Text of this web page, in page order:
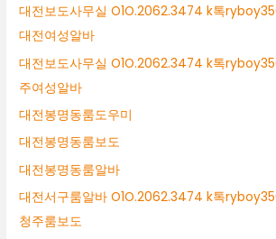
대전보도사무실 O1O.2062.3474 k톡
대전여성알바
대전보도사무실 O1O.2062.3474 k톡
주여성알바
대전봉명동룸도우미
대전봉명동룸보도
대전봉명동룸알바
대전서구룸알바 O1O.2062.3474 k톡
청주룸보도